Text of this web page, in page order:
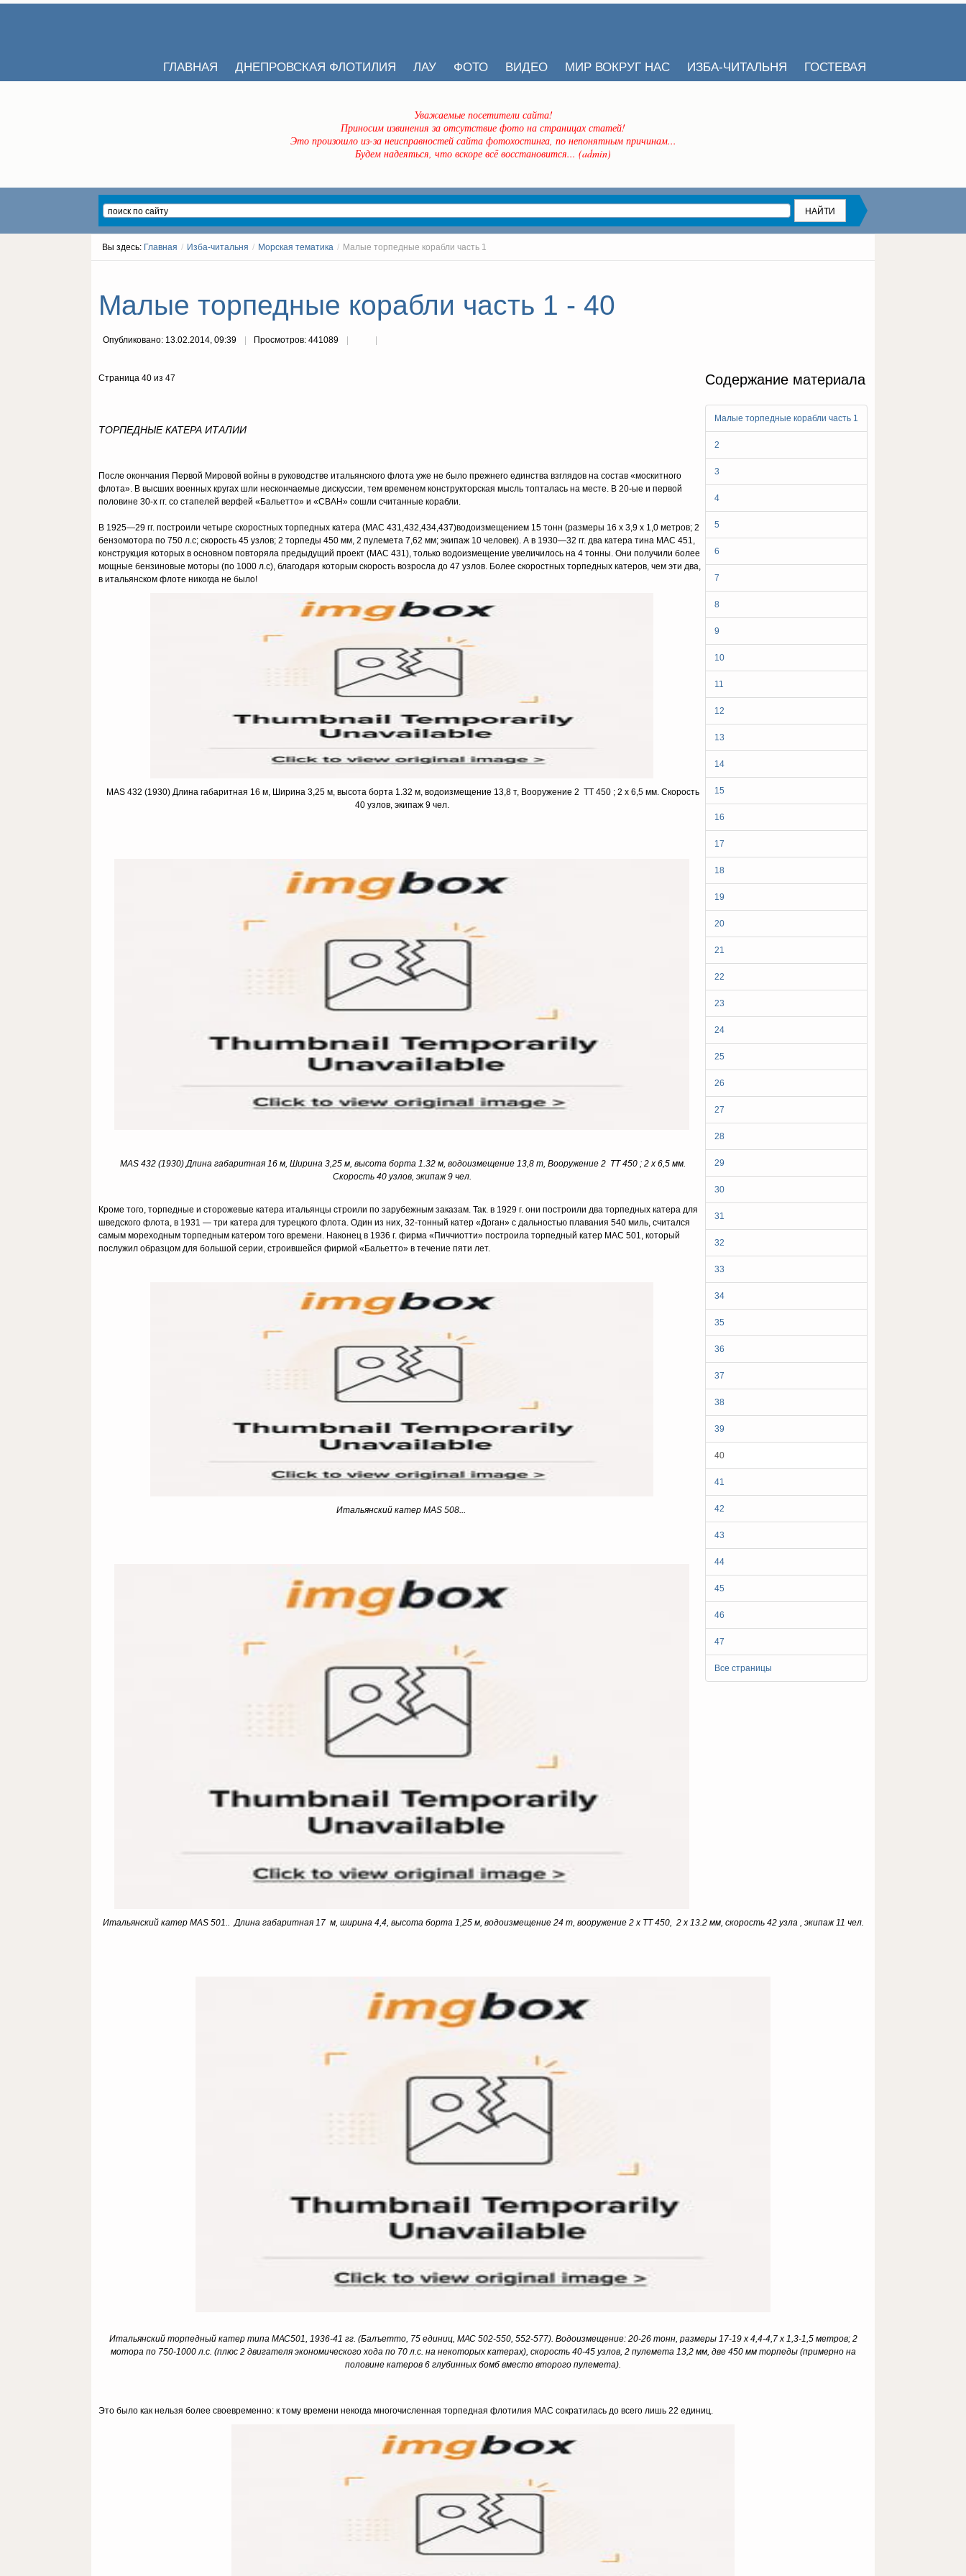
ГЛАВНАЯ ДНЕПРОВСКАЯ ФЛОТИЛИЯ ЛАУ ФОТО ВИДЕО МИР ВОКРУГ НАС ИЗБА-ЧИТАЛЬНЯ ГОСТЕВАЯ
Уважаемые посетители сайта!
Приносим извинения за отсутствие фото на страницах статей!
Это произошло из-за неисправностей сайта фотохостинга, по непонятным причинам...
Будем надеяться, что вскоре всё восстановится... (admin)
Вы здесь: Главная / Изба-читальня / Морская тематика / Малые торпедные корабли часть 1
Малые торпедные корабли часть 1 - 40
Опубликовано: 13.02.2014, 09:39 Просмотров: 441089
Содержание материала
Малые торпедные корабли часть 1
2
3
4
5
6
7
8
9
10
11
12
13
14
15
16
17
18
19
20
21
22
23
24
25
26
27
28
29
30
31
32
33
34
35
36
37
38
39
40
41
42
43
44
45
46
47
Все страницы
Страница 40 из 47
ТОРПЕДНЫЕ КАТЕРА ИТАЛИИ
После окончания Первой Мировой войны в руководстве итальянского флота уже не было прежнего единства взглядов на состав «москитного
флота». В высших военных кругах шли нескончаемые дискуссии, тем временем конструкторская мысль топталась на месте. В 20-ые и первой
половине 30-х гг. со стапелей верфей «Бальетто» и «СВАН» сошли считанные корабли.
В 1925—29 гг. построили четыре скоростных торпедных катера (МАС 431,432,434,437)водоизмещением 15 тонн (размеры 16 х 3,9 х 1,0 метров; 2
бензомотора по 750 л.с; скорость 45 узлов; 2 торпеды 450 мм, 2 пулемета 7,62 мм; экипаж 10 человек). А в 1930—32 гг. два катера тина МАС 451,
конструкция которых в основном повторяла предыдущий проект (МАС 431), только водоизмещение увеличилось на 4 тонны. Они получили более
мощные бензиновые моторы (по 1000 л.с), благодаря которым скорость возросла до 47 узлов. Более скоростных торпедных катеров, чем эти два,
в итальянском флоте никогда не было!
MAS 432 (1930) Длина габаритная 16 м, Ширина 3,25 м, высота борта 1.32 м, водоизмещение 13,8 т, Вооружение 2 TT 450 ; 2 х 6,5 мм. Скорость
40 узлов, экипаж 9 чел.
MAS 432 (1930) Длина габаритная 16 м, Ширина 3,25 м, высота борта 1.32 м, водоизмещение 13,8 т, Вооружение 2 TT 450 ; 2 х 6,5 мм.
Скорость 40 узлов, экипаж 9 чел.
Кроме того, торпедные и сторожевые катера итальянцы строили по зарубежным заказам. Так. в 1929 г. они построили два торпедных катера для
шведского флота, в 1931 — три катера для турецкого флота. Один из них, 32-тонный катер «Доган» с дальностью плавания 540 миль, считался
самым мореходным торпедным катером того времени. Наконец в 1936 г. фирма «Пиччиотти» построила торпедный катер МАС 501, который
послужил образцом для большой серии, строившейся фирмой «Бальетто» в течение пяти лет.
Итальянский катер MAS 508...
Итальянский катер MAS 501.. Длина габаритная 17 м, ширина 4,4, высота борта 1,25 м, водоизмещение 24 т, вооружение 2 х TT 450, 2 х 13.2 мм, скорость 42 узла , экипаж 11 чел.
Итальянский торпедный катер типа МАС501, 1936-41 гг. (Балъетто, 75 единиц, МАС 502-550, 552-577). Водоизмещение: 20-26 тонн, размеры 17-19 х 4,4-4,7 х 1,3-1,5 метров; 2
мотора по 750-1000 л.с. (плюс 2 двигателя экономического хода по 70 л.с. на некоторых катерах), скорость 40-45 узлов, 2 пулемета 13,2 мм, две 450 мм торпеды (примерно на
половине катеров 6 глубинных бомб вместо второго пулемета).
Это было как нельзя более своевременно: к тому времени некогда многочисленная торпедная флотилия МАС сократилась до всего лишь 22 единиц.